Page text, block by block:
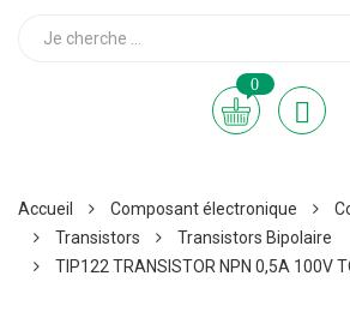
0
Accueil Composant électronique
Transistors
Transistors Bipolaire
TIP122 TRANSISTOR NPN 0,5A 100V